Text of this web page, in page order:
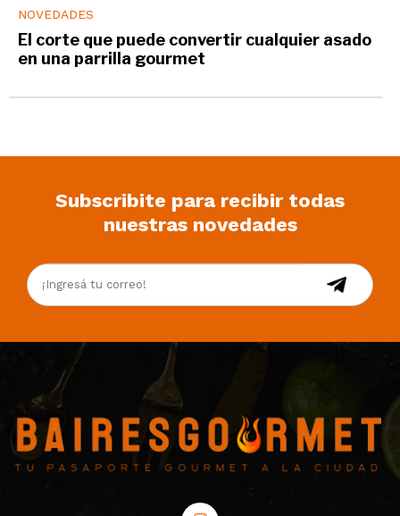
NOVEDADES
El corte que puede convertir cualquier asado
en una parrilla gourmet
Subscribite para recibir todas
nuestras novedades